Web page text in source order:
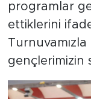
programlar
ettiklerini
gençlerimizin